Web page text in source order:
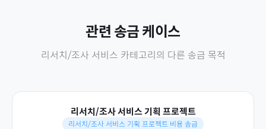
관련 송금 케이스
리서치/조사 서비스 카테고리의 다른 송금 목적
리서치/조사 서비스 기획 프로젝트
리서치/조사 서비스 기획 프로젝트 비용 송금